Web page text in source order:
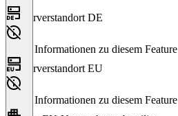
Serverstandort DE
Keine Informationen zu diesem Feature
Serverstandort EU
Keine Informationen zu diesem Feature